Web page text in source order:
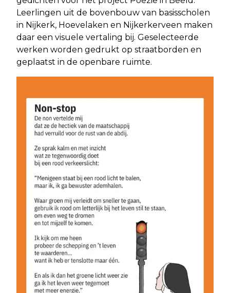
Leerlingen uit de bovenbouw van basisscholen
in Nijkerk, Hoevelaken en Nijkerkerveen maken
daar een visuele vertaling bij. Geselecteerde
werken worden gedrukt op straatborden en
geplaatst in de openbare ruimte.